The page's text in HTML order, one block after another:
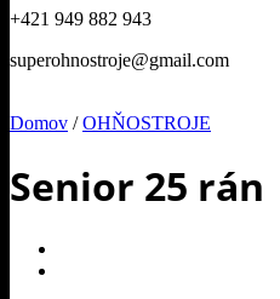
+421 949 882 943
superohnostroje@gmail.com
Domov / OHŇOSTROJE
Senior 25 rán